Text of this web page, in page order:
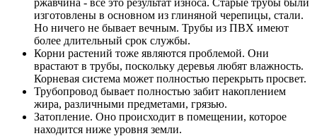
изготовлены в основном из глиняной черепицы, стали.
Но ничего не бывает вечным. Трубы из ПВХ имеют
более длительный срок службы.
Корни растений тоже являются проблемой. Они
врастают в трубы, поскольку деревья любят влажность.
Корневая система может полностью перекрыть просвет.
Трубопровод бывает полностью забит накоплением
жира, различными предметами, грязью.
Затопление. Оно происходит в помещении, которое
находится ниже уровня земли.